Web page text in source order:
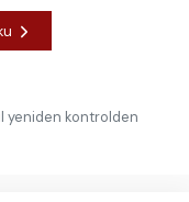
yeniden kontrolden